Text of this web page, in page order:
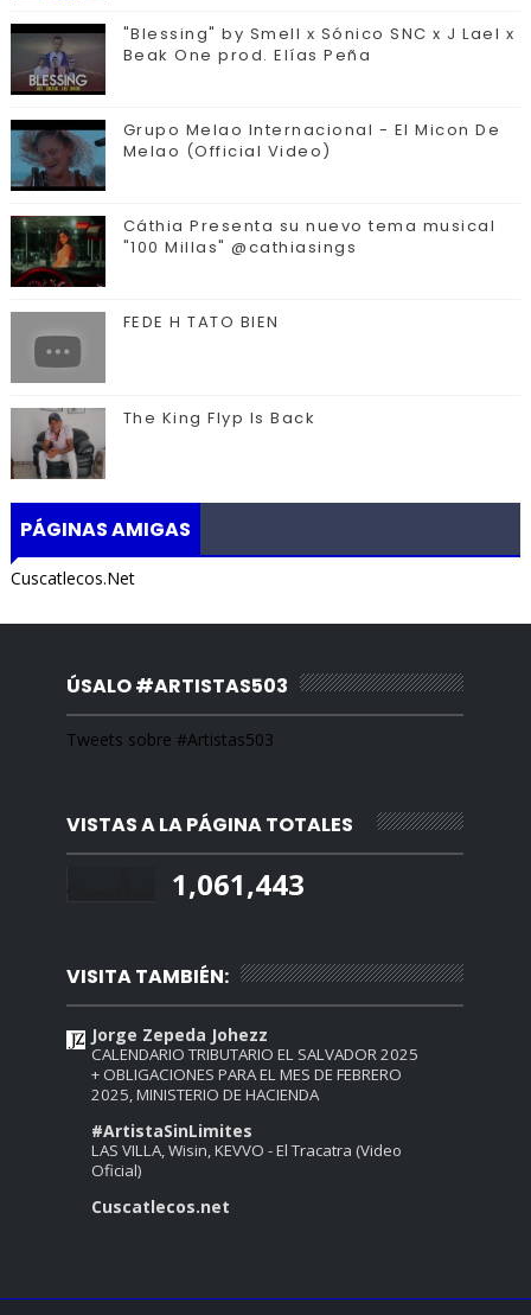
"Blessing" by Smell x Sónico SNC x J Lael x
Beak One prod. Elías Peña
Grupo Melao Internacional - El Micon De
Melao (Official Video)
Cáthia Presenta su nuevo tema musical
"100 Millas" @cathiasings
FEDE H TATO BIEN
The King Flyp Is Back
PÁGINAS AMIGAS
Cuscatlecos.Net
ÚSALO #ARTISTAS503
Tweets sobre #Artistas503
VISTAS A LA PÁGINA TOTALES
1,061,443
VISITA TAMBIÉN:
Jorge Zepeda Johezz
CALENDARIO TRIBUTARIO EL SALVADOR 2025
+ OBLIGACIONES PARA EL MES DE FEBRERO
2025, MINISTERIO DE HACIENDA
#ArtistaSinLimites
LAS VILLA, Wisin, KEVVO - El Tracatra (Video
Oficial)
Cuscatlecos.net